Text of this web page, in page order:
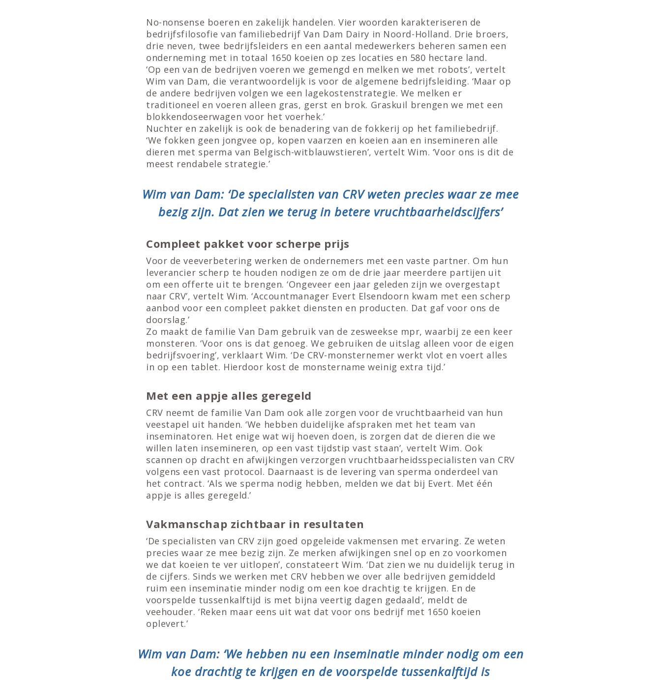
No-nonsense boeren en zakelijk handelen. Vier woorden karakteriseren de
bedrijfsfilosofie van familiebedrijf Van Dam Dairy in Noord-Holland. Drie broers,
drie neven, twee bedrijfsleiders en een aantal medewerkers beheren samen een
onderneming met in totaal 1650 koeien op zes locaties en 580 hectare land.
‘Op een van de bedrijven voeren we gemengd en melken we met robots’, vertelt
Wim van Dam, die verantwoordelijk is voor de algemene bedrijfsleiding. ‘Maar op
de andere bedrijven volgen we een lagekostenstrategie. We melken er
traditioneel en voeren alleen gras, gerst en brok. Graskuil brengen we met een
blokkendoseerwagen voor het voerhek.’
Nuchter en zakelijk is ook de benadering van de fokkerij op het familiebedrijf.
‘We fokken geen jongvee op, kopen vaarzen en koeien aan en insemineren alle
dieren met sperma van Belgisch-witblauwstieren’, vertelt Wim. ‘Voor ons is dit de
meest rendabele strategie.’
Wim van Dam: ‘De specialisten van CRV weten precies waar ze mee
bezig zijn. Dat zien we terug in betere vruchtbaarheidscijfers’
Compleet pakket voor scherpe prijs
Voor de veeverbetering werken de ondernemers met een vaste partner. Om hun
leverancier scherp te houden nodigen ze om de drie jaar meerdere partijen uit
om een offerte uit te brengen. ‘Ongeveer een jaar geleden zijn we overgestapt
naar CRV’, vertelt Wim. ‘Accountmanager Evert Elsendoorn kwam met een scherp
aanbod voor een compleet pakket diensten en producten. Dat gaf voor ons de
doorslag.’
Zo maakt de familie Van Dam gebruik van de zesweekse mpr, waarbij ze een keer
monsteren. ‘Voor ons is dat genoeg. We gebruiken de uitslag alleen voor de eigen
bedrijfsvoering’, verklaart Wim. ‘De CRV-monsternemer werkt vlot en voert alles
in op een tablet. Hierdoor kost de monstername weinig extra tijd.’
Met een appje alles geregeld
CRV neemt de familie Van Dam ook alle zorgen voor de vruchtbaarheid van hun
veestapel uit handen. ‘We hebben duidelijke afspraken met het team van
inseminatoren. Het enige wat wij hoeven doen, is zorgen dat de dieren die we
willen laten insemineren, op een vast tijdstip vast staan’, vertelt Wim. Ook
scannen op dracht en afwijkingen verzorgen vruchtbaarheidsspecialisten van CRV
volgens een vast protocol. Daarnaast is de levering van sperma onderdeel van
het contract. ‘Als we sperma nodig hebben, melden we dat bij Evert. Met één
appje is alles geregeld.’
Vakmanschap zichtbaar in resultaten
‘De specialisten van CRV zijn goed opgeleide vakmensen met ervaring. Ze weten
precies waar ze mee bezig zijn. Ze merken afwijkingen snel op en zo voorkomen
we dat koeien te ver uitlopen’, constateert Wim. ‘Dat zien we nu duidelijk terug in
de cijfers. Sinds we werken met CRV hebben we over alle bedrijven gemiddeld
ruim een inseminatie minder nodig om een koe drachtig te krijgen. En de
voorspelde tussenkalftijd is met bijna veertig dagen gedaald’, meldt de
veehouder. ‘Reken maar eens uit wat dat voor ons bedrijf met 1650 koeien
oplevert.’
Wim van Dam: ‘We hebben nu een inseminatie minder nodig om een
koe drachtig te krijgen en de voorspelde tussenkalftijd is